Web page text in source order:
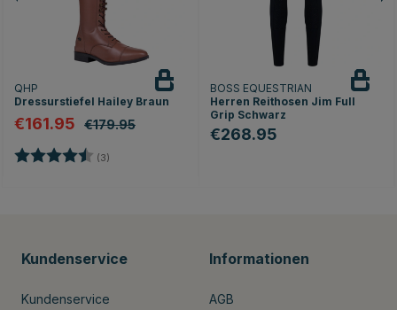
QHP
Dressurstiefel Hailey Braun
€161.95 €179.95
Bewertung: (3)
BOSS EQUESTRIAN
Herren Reithosen Jim Full
Grip Schwarz
€268.95
Kundenservice
Kundenservice
Informationen
AGB